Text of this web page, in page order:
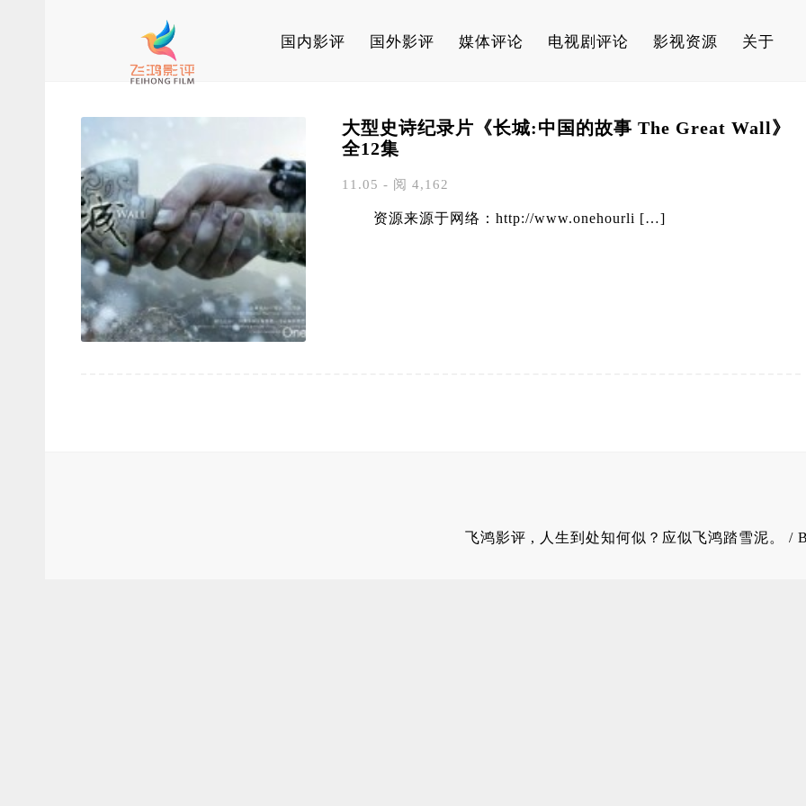
国内影评 国外影评 媒体评论 电视剧评论 影视资源 关于
大型史诗纪录片《长城:中国的故事 The Great Wall》
全12集
11.05 - 阅 4,162
资源来源于网络：http://www.onehourli […]
飞鸿影评 , 人生到处知何似？应似飞鸿踏雪泥。 /